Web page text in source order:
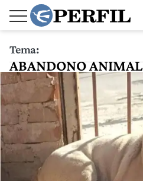
Tema:
ABANDONO ANIMAL